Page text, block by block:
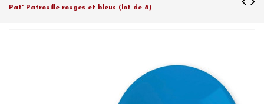
Pat' Patrouille rouges et bleus (lot de 8)